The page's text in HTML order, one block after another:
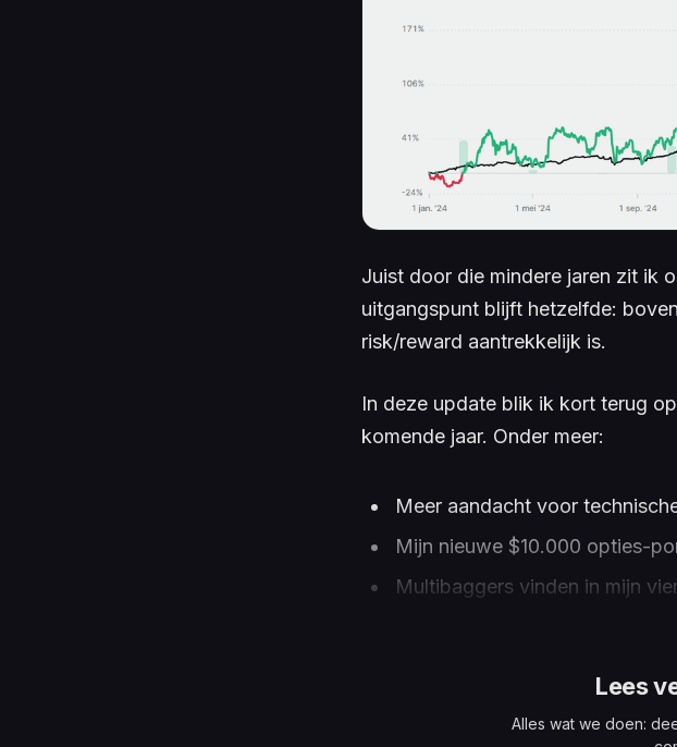
Juist door die mindere jaren zit ik
uitgangspunt blijft hetzelfde:
risk/reward aantrekkelijk is.
In deze update blik ik kort terug
komende jaar. Onder meer:
Meer aandacht voor
Mijn nieuwe $10.000 opties-
Multibaggers vinden in mijn
Lees
Alles wat we doen: